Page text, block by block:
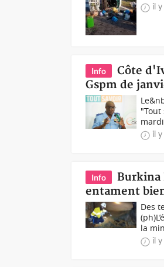
il
Info
Côte
Gspm de
"Tout
il
Info
Burkina
entament
Des
la
il